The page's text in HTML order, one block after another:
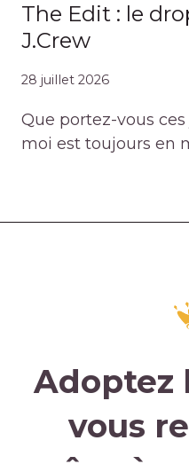
The Edit : le
J.Crew
28 juillet 2026
Que portez-vous
moi est toujours en
Adoptez
vous